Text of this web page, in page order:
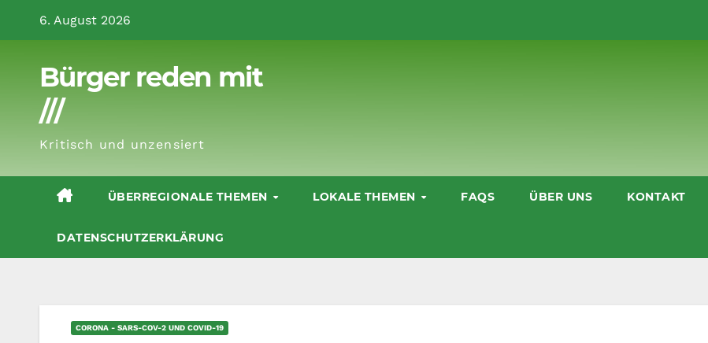
6. August 2026
Bürger reden mit
///
Kritisch und unzensiert
ÜBERREGIONALE THEMEN LOKALE THEMEN FAQS ÜBER UNS KONTAKT
DATENSCHUTZERKLÄRUNG
CORONA - SARS-COV-2 UND COVID-19